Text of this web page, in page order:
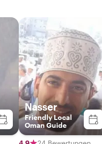
Nasser
Friendly Local
Oman Guide